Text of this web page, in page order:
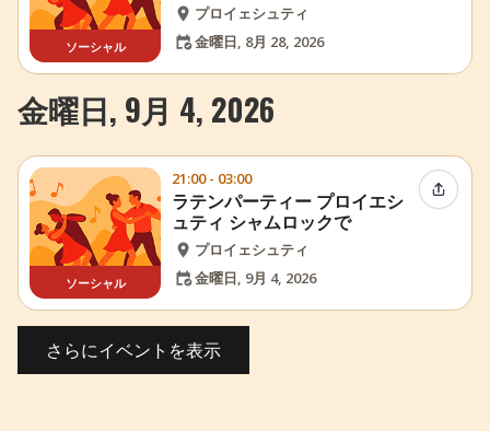
ソーシャル
プロイェシュティ
金曜日, 8月 28, 2026
金曜日, 9月 4, 2026
ソーシャル
21:00 - 03:00
ラテンパーティー プロイエシ
ュティ シャムロックで
プロイェシュティ
金曜日, 9月 4, 2026
イベン
さらにイベントを表示